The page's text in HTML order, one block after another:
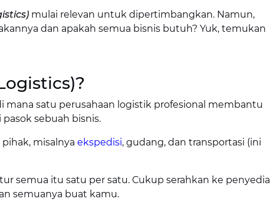
mulai relevan untuk dipertimbangkan. Namun,
dan apakah semua bisnis butuh? Yuk, temukan
mana satu perusahaan logistik profesional membantu
sebuah bisnis.
misalnya ekspedisi, gudang, dan transportasi (ini
semua itu satu per satu. Cukup serahkan ke penyedia
semuanya buat kamu.